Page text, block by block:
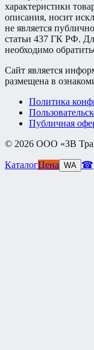
характеристики
описания, носит
не является
статьи 437 ГК РФ.
необходимо
Сайт является
размещена в
Политика
Публичная
© 2026 ООО «ЗВ
КаталогЦена WA ☎